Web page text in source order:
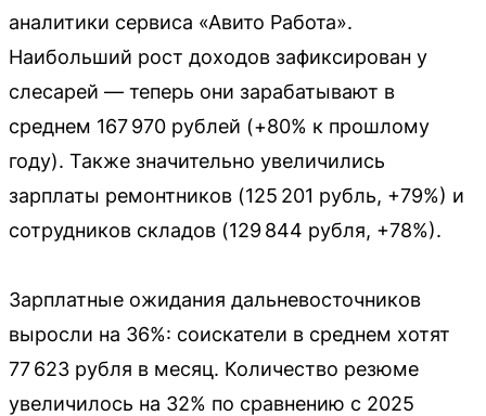
аналитики сервиса «Авито Работа».
Наибольший рост доходов зафиксирован у
слесарей — теперь они зарабатывают в
среднем 167 970 рублей (+80% к прошлому
году). Также значительно увеличились
зарплаты ремонтников (125 201 рубль, +79%) и
сотрудников складов (129 844 рубля, +78%).
Зарплатные ожидания дальневосточников
выросли на 36%: соискатели в среднем хотят
77 623 рубля в месяц. Количество резюме
увеличилось на 32% по сравнению с 2025